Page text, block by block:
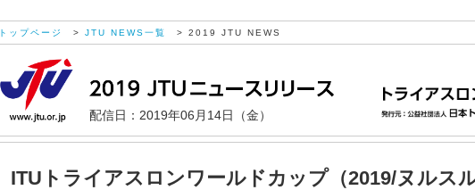
トップページ > JTU NEWS一覧 > 2019 JTU NEWS
配信日：2019年06月14日（金）
ITUトライアスロンワールドカップ（2019/ヌルス